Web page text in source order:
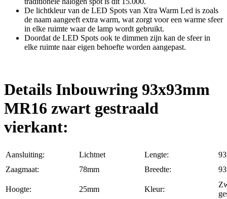
De lichtkleur van de LED Spots van Xtra Warm Led is zoals
de naam aangeeft extra warm, wat zorgt voor een warme sfeer
in elke ruimte waar de lamp wordt gebruikt.
Doordat de LED Spots ook te dimmen zijn kan de sfeer in
elke ruimte naar eigen behoefte worden aangepast.
Details Inbouwring 93x93mm
MR16 zwart gestraald
vierkant:
Aansluiting: Lichtnet Lengte:
Zaagmaat:
78mm Breedte:
Hoogte: 25mm Kleur: